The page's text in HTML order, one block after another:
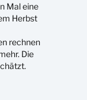
Mal eine
Herbst
rechnen
Die